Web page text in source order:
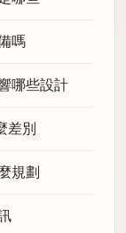
嗎
哪些設計
差別
規劃